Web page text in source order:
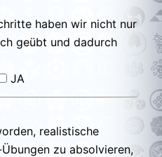
haben wir nicht nur
geübt und dadurch
JA
realistische
zu absolvieren,